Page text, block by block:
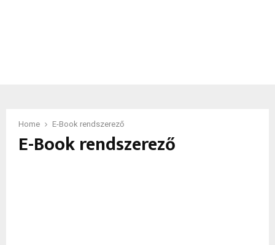
Home E-Book rendszerező
E-Book rendszerező